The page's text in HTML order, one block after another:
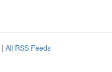
| All RSS Feeds